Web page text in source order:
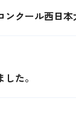
クール西日本
た。